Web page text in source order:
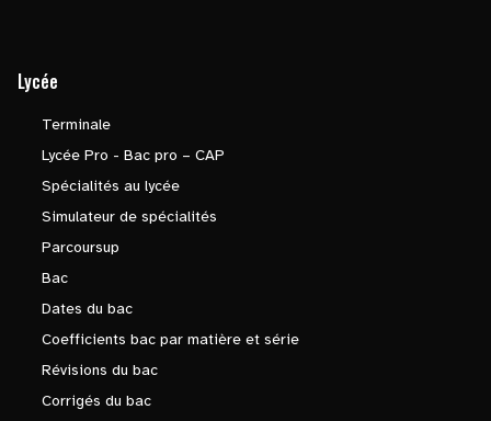
Lycée
Terminale
Lycée Pro - Bac pro – CAP
Spécialités au lycée
Simulateur de spécialités
Parcoursup
Bac
Dates du bac
Coefficients bac par matière et série
Révisions du bac
Corrigés du bac